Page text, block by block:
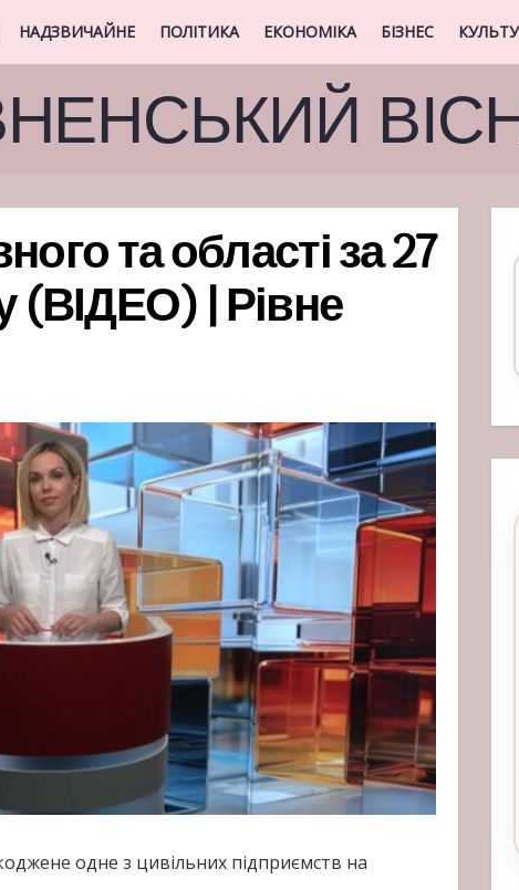
НАДЗВИЧАЙНЕ ПОЛІТИКА ЕКОНОМІКА БІЗНЕС
та області за 27
(ВІДЕО) | Рівне
одне з цивільних підприємств на